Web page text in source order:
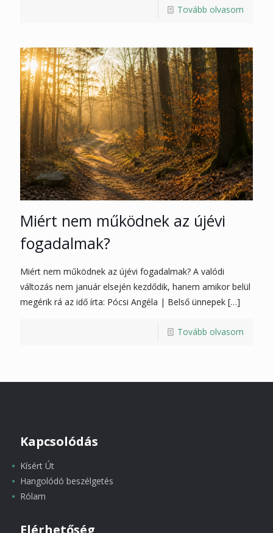
Tovább olvasom
Miért nem működnek az újévi
fogadalmak?
Miért nem működnek az újévi fogadalmak? A valódi
változás nem január elsején kezdődik, hanem amikor belül
megérik rá az idő írta: Pócsi Angéla | Belső ünnepek […]
Tovább olvasom
Kapcsolódás
Kísért Út
Hangolódó beszélgetés
Rólam
Elérhetőség